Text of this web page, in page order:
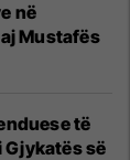
në
Mustafës
të
Gjykatës së